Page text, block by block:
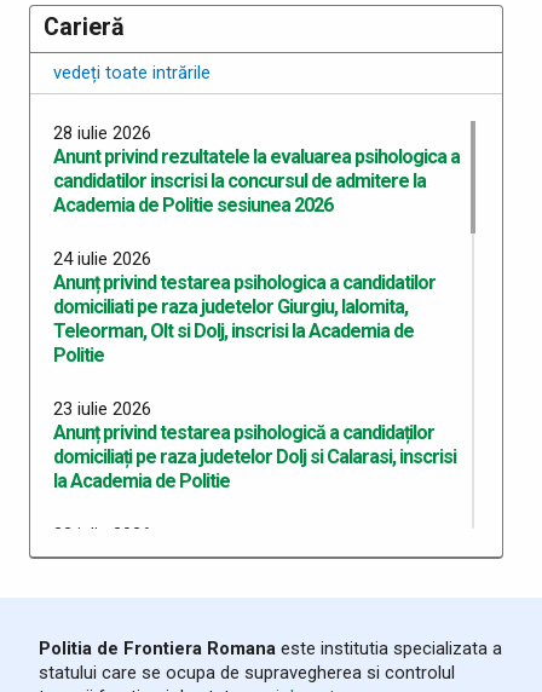
Carieră
vedeți toate intrările
28 iulie 2026
Anunt privind rezultatele la evaluarea psihologica a
candidatilor inscrisi la concursul de admitere la
Academia de Politie sesiunea 2026
24 iulie 2026
Anunț privind testarea psihologica a candidatilor
domiciliati pe raza judetelor Giurgiu, Ialomita,
Teleorman, Olt si Dolj, inscrisi la Academia de
Politie
23 iulie 2026
Anunț privind testarea psihologică a candidaților
domiciliați pe raza judetelor Dolj si Calarasi, inscrisi
la Academia de Politie
22 iulie 2026
Anunț privind testarea psihologică a candidaților
10 iulie 2026
Anunț recrutare Master Academie 2026
Politia de Frontiera Romana este institutia specializata a
statului care se ocupa de supravegherea si controlul